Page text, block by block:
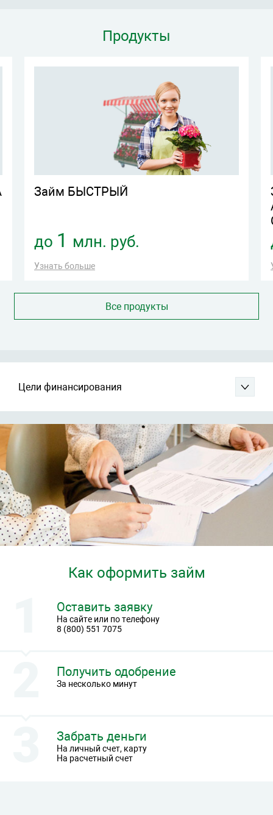
Продукты
Займ БЫСТРЫЙ
до 1 млн. руб.
Узнать больше
Все продукты
Цели финансирования
Как оформить займ
На сайте или по телефону
8 (800) 551 7075
Оставить заявку
За несколько минут
Получить одобрение
На личный счет, карту
На расчетный счет
Забрать деньги